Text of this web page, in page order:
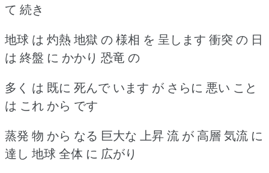
て 続き
地球 は 灼熱 地獄 の 様相 を 呈します 衝突 の 日
は 終盤 に かかり 恐竜 の
多く は 既に 死んで います が さらに 悪い こと
は これ から です
蒸発 物 から なる 巨大な 上昇 流 が 高層 気流 に
達し 地球 全体 に 広がり